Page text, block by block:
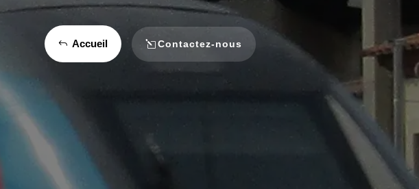
Accueil Contactez-nous